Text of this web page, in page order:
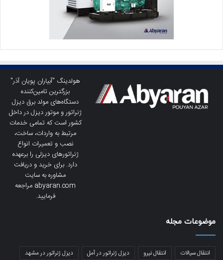
هولدینگ "آبیاران پویان آذر"
بزرگترین تامین‌کننده
دستگاه‌های مولد برق دیزل
ژنراتور و موتور دیزل در داخل
کشور است که تمامی خدمات
مرتبط به واردات، ساخت،
نصب و تعمیرات انواع
ژنراتورهای دیزلی را برعهده
دارد. برای خرید و دریافت
مشاوره به سایت
abyaran.com مراجعه
فرمایید.
موضوعات مجله
انتقال سیالات انتقال نیرو دیزل ژنراتور در آمل دیزل ژنراتور در مشهد